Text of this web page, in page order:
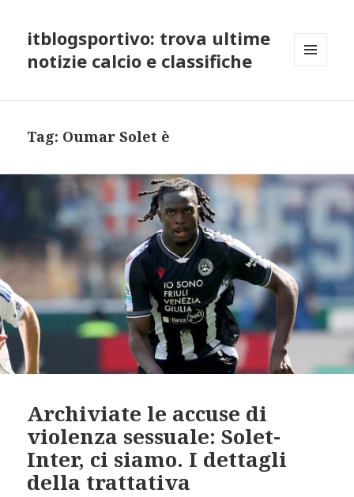
itblogsportivo: trova ultime
notizie calcio e classifiche
Tag: Oumar Solet è
Archiviate le accuse di
violenza sessuale: Solet-
Inter, ci siamo. I dettagli
della trattativa